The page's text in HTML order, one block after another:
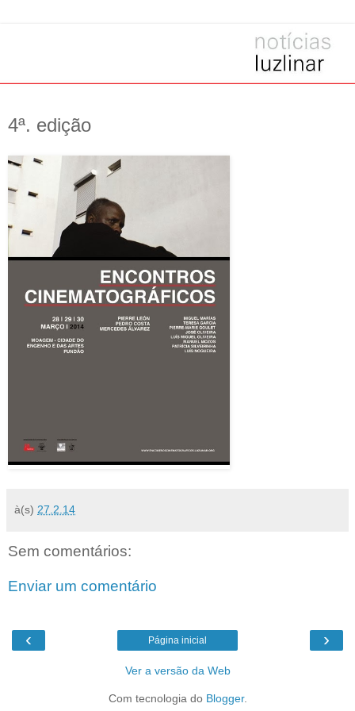
4ª. edição
à(s) 27.2.14
Sem comentários:
Enviar um comentário
‹ ›
Página inicial
Ver a versão da Web
Com tecnologia do Blogger.